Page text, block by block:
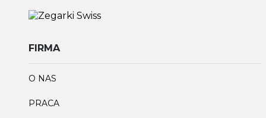
FIRMA
O NAS
PRACA